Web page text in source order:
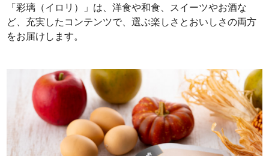
「彩璃（イロリ）」は、洋食や和食、スイーツやお酒な
ど、充実したコンテンツで、選ぶ楽しさとおいしさの両方
をお届けします。